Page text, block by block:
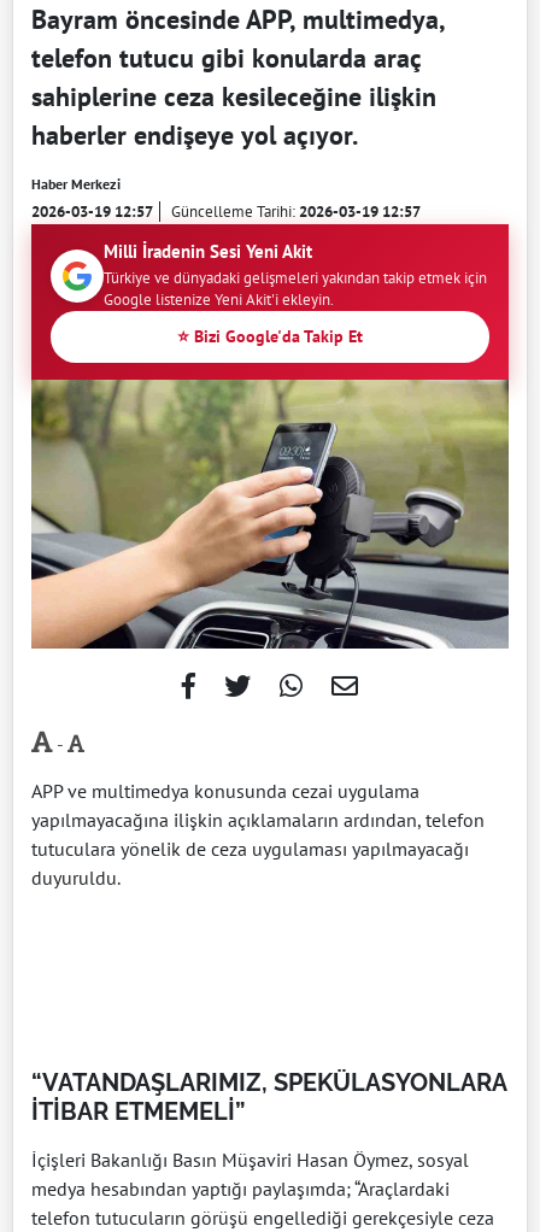
Bayram öncesinde APP, multimedya,
telefon tutucu gibi konularda araç
sahiplerine ceza kesileceğine ilişkin
haberler endişeye yol açıyor.
Haber Merkezi
2026-03-19 12:57 Güncelleme Tarihi:2026-03-19 12:57
Milli İradenin Sesi Yeni Akit
Türkiye ve dünyadaki gelişmeleri yakından takip etmek için
Google listenize Yeni Akit'i ekleyin.
⭐ Bizi Google'da Takip Et
-
APP ve multimedya konusunda cezai uygulama
yapılmayacağına ilişkin açıklamaların ardından, telefon
tutuculara yönelik de ceza uygulaması yapılmayacağı
duyuruldu.
“VATANDAŞLARIMIZ, SPEKÜLASYONLARA
İTİBAR ETMEMELİ”
İçişleri Bakanlığı Basın Müşaviri Hasan Öymez, sosyal
medya hesabından yaptığı paylaşımda; “Araçlardaki
telefon tutucuların görüşü engellediği gerekçesiyle ceza